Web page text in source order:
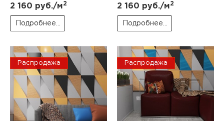
2 160 руб./м2
Подробнее...
2 160 руб./м2
Подробнее...
Распродажа Распродажа